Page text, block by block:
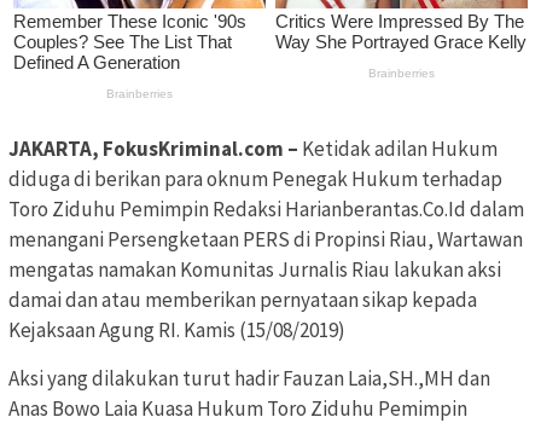
JAKARTA, FokusKriminal.com – Ketidak adilan Hukum
diduga di berikan para oknum Penegak Hukum terhadap
Toro Ziduhu Pemimpin Redaksi Harianberantas.Co.Id dalam
menangani Persengketaan PERS di Propinsi Riau, Wartawan
mengatas namakan Komunitas Jurnalis Riau lakukan aksi
damai dan atau memberikan pernyataan sikap kepada
Kejaksaan Agung RI. Kamis (15/08/2019)
Aksi yang dilakukan turut hadir Fauzan Laia,SH.,MH dan
Anas Bowo Laia Kuasa Hukum Toro Ziduhu Pemimpin